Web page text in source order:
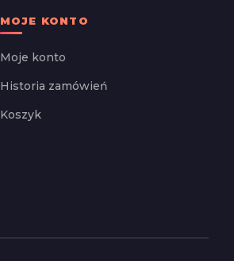
MOJE KONTO
Moje konto
Historia zamówień
Koszyk